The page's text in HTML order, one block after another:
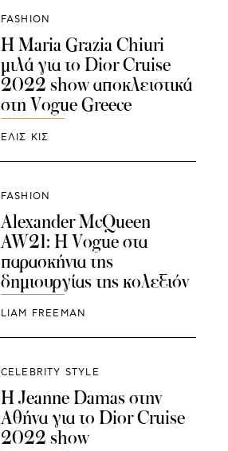
FASHION
H Maria Grazia Chiuri
μιλά για το Dior Cruise
2022 show αποκλειστικά
στη Vogue Greece
ΕΛΙΣ ΚΙΣ
FASHION
Alexander McQueen
AW21: Η Vogue στα
παρασκήνια της
δημιουργίας της κολεξιόν
LIAM FREEMAN
CELEBRITY STYLE
H Jeanne Damas στην
Αθήνα για το Dior Cruise
2022 show